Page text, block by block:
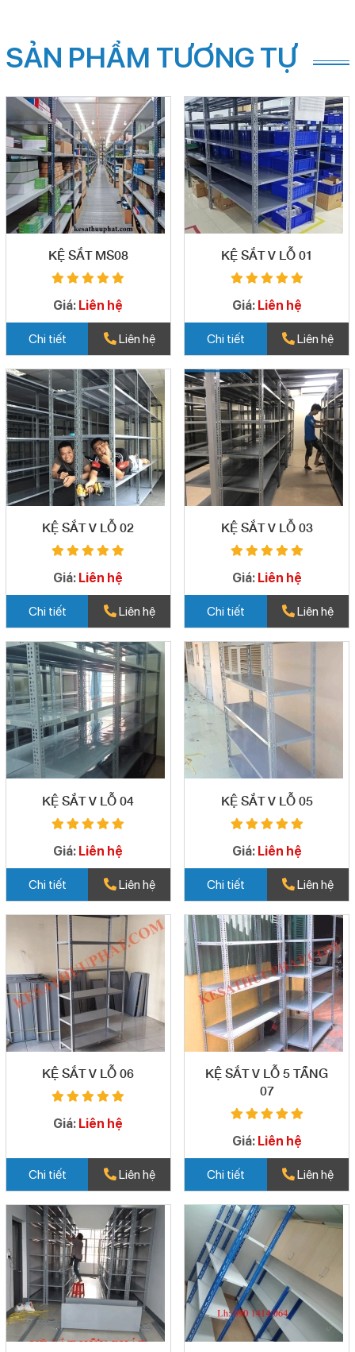
SẢN PHẨM TƯƠNG TỰ
KỆ SẮT MS08
Giá: Liên hệ
Chi tiết Liên hệ
KỆ SẮT V LỖ 01
Giá: Liên hệ
Chi tiết Liên hệ
KỆ SẮT V LỖ 02
Giá: Liên hệ
Chi tiết Liên hệ
KỆ SẮT V LỖ 03
Giá: Liên hệ
Chi tiết Liên hệ
KỆ SẮT V LỖ 04
Giá: Liên hệ
Chi tiết Liên hệ
KỆ SẮT V LỖ 05
Giá: Liên hệ
Chi tiết Liên hệ
KỆ SẮT V LỖ 06
Giá: Liên hệ
Chi tiết Liên hệ
KỆ SẮT V LỖ 5 TẦNG
07
Giá: Liên hệ
Chi tiết Liên hệ